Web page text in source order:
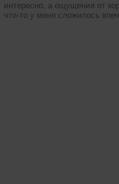
интересно, а ощущения от
что-то у меня сложилось